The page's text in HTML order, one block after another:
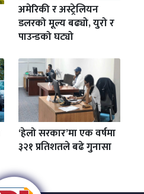
अमेरिकी र अस्ट्रेलियन
डलरको मूल्य बढ्यो, युरो र
पाउन्डको घट्यो
‘हेलो सरकार’मा एक वर्षमा
३२१ प्रतिशतले बढे गुनासा